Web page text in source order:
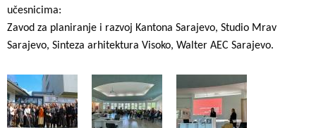
učesnicima:
Zavod za planiranje i razvoj Kantona Sarajevo, Studio Mrav
Sarajevo, Sinteza arhitektura Visoko, Walter AEC Sarajevo.